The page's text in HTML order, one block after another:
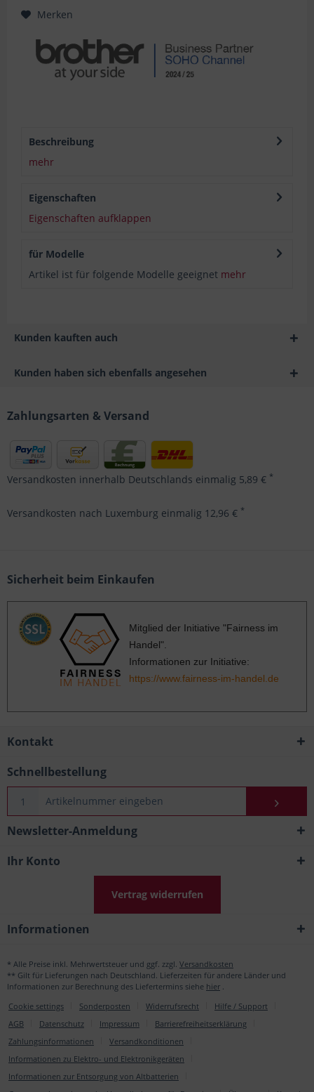
Merken
Beschreibung
mehr
Eigenschaften
Eigenschaften aufklappen
für Modelle
Artikel ist für folgende Modelle geeignet mehr
Kunden kauften auch
Kunden haben sich ebenfalls angesehen
Zahlungsarten & Versand
Versandkosten innerhalb Deutschlands einmalig 5,89 € *
Versandkosten nach Luxemburg einmalig 12,96 € *
Sicherheit beim Einkaufen
Mitglied der Initiative "Fairness im
Handel".
Informationen zur Initiative:
https://www.fairness-im-handel.de
Kontakt
Schnellbestellung
Newsletter-Anmeldung
Ihr Konto
Vertrag widerrufen
Informationen
* Alle Preise inkl. Mehrwertsteuer und ggf. zzgl. Versandkosten
** Gilt für Lieferungen nach Deutschland. Lieferzeiten für andere Länder und
Informationen zur Berechnung des Liefertermins siehe hier
Cookie settings
Sonderposten Widerrufsrecht
Hilfe / Support
AGB
Datenschutz Impressum
Barrierefreiheitserklärung
Zahlungsinformationen
Versandkonditionen
Informationen zu Elektro- und Elektronikgeräten
Informationen zur Entsorgung von Altbatterien